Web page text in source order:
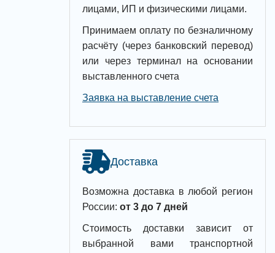
лицами, ИП и физическими лицами.
Принимаем оплату по безналичному
расчёту (через банковский перевод)
или через терминал на основании
выставленного счета
Заявка на выставление счета
Доставка
Возможна доставка в любой регион
России: от 3 до 7 дней
Стоимость доставки зависит от
выбранной вами транспортной